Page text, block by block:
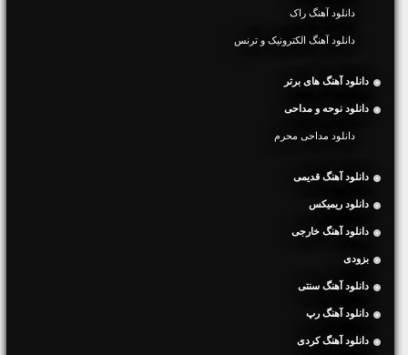
دانلود آهنگ راک
دانلود آهنگ الکترونیک و ترنس
دانلود آهنگ های برتر
دانلود نوحه و مداحی
دانلود مداحی محرم
دانلود آهنگ قدیمی
دانلود ریمیکس
دانلود آهنگ خارجی
بزودی
دانلود آهنگ سنتی
دانلود آهنگ رپ
دانلود آهنگ کردی